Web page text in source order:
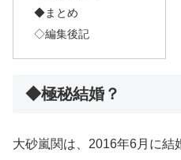
◆まとめ
◇編集後記
◆極秘結婚？
大砂嵐関は、2016年6月に結